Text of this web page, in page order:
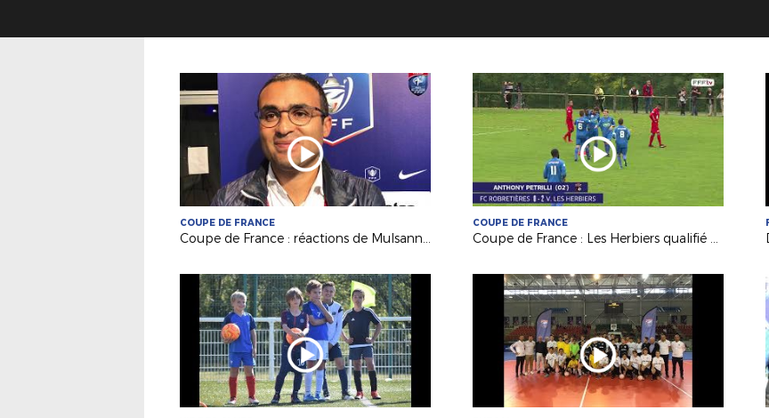
COUPE DE FRANCE
Coupe de France : réactions de Mulsanne et Mûrs-Erigné après le tirage au sort du 6e tour !
COUPE DE FRANCE
Coupe de France : Les Herbiers qualifié aux Robretières !